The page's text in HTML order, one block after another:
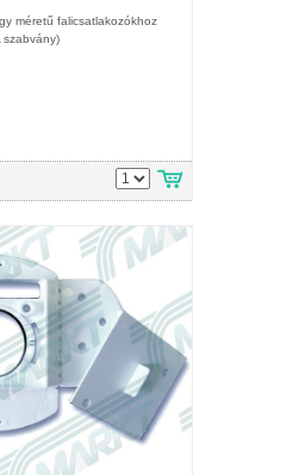
méretű falicsatlakozókhoz
szabvány)